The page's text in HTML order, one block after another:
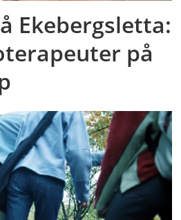
Ekebergsletta:
på